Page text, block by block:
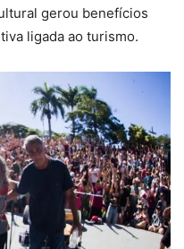
gerou benefícios
ligada ao turismo.